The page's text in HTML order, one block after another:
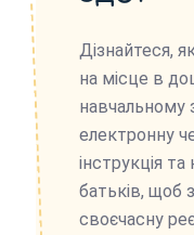
Дізнайтеся,
на місце в
навчальному
електронну
інструкція
батьків, щоб
своєчасну